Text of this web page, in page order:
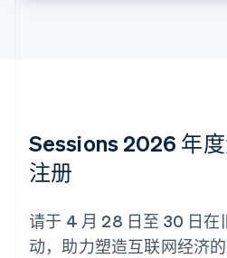
Sessions 2026 年
注册
请于 4 月 28 日至 30 日在
动，助力塑造互联网经济的
法国
FrançaisEnglish
芬兰
荷兰
NederlandsEnglish
加拿大